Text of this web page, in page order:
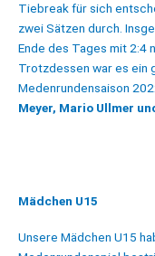
Tiebreak für sich
zwei Sätzen durch.
Ende des Tages mit 2:4
Trotzdessen war es ein
Medenrundensaison
Meyer, Mario Ullmer
Mädchen U15
Unsere Mädchen U15